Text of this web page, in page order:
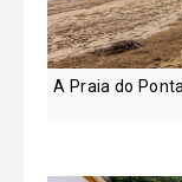
A Praia do